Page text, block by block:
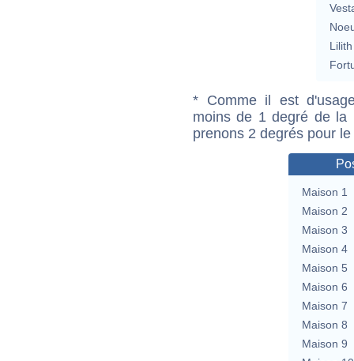
Lilith
* Comme il est
moins de 1 degré de la
prenons 2 degrés pour
Maison 1
Maison 2
Maison 3
Maison 4
Maison 5
Maison 6
Maison 7
Maison 8
Maison 9